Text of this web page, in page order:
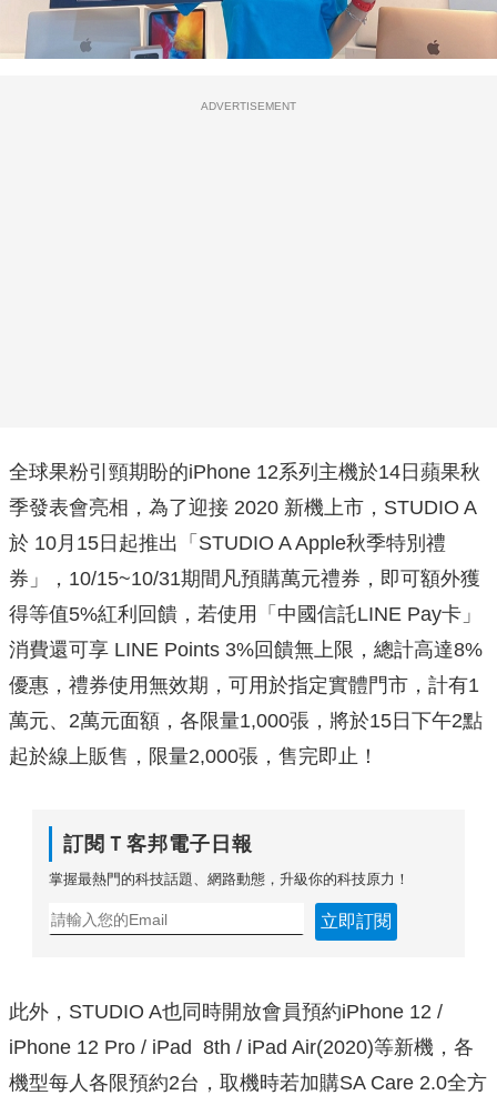
ADVERTISEMENT
全球果粉引頸期盼的iPhone 12系列主機於14日蘋果秋
季發表會亮相，為了迎接 2020 新機上市，STUDIO A
於 10月15日起推出「STUDIO A Apple秋季特別禮
券」，10/15~10/31期間凡預購萬元禮券，即可額外獲
得等值5%紅利回饋，若使用「中國信託LINE Pay卡」
消費還可享 LINE Points 3%回饋無上限，總計高達8%
優惠，禮券使用無效期，可用於指定實體門市，計有1
萬元、2萬元面額，各限量1,000張，將於15日下午2點
起於線上販售，限量2,000張，售完即止！
訂閱Ｔ客邦電子日報
掌握最熱門的科技話題、網路動態，升級你的科技原力！
立即訂閱
此外，STUDIO A也同時開放會員預約iPhone 12 /
iPhone 12 Pro / iPad 8th / iPad Air(2020)等新機，各
機型每人各限預約2台，取機時若加購SA Care 2.0全方